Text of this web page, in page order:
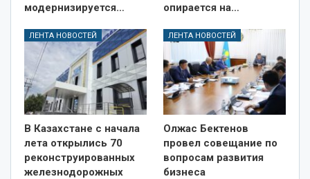
модернизируется…
опирается на…
ЛЕНТА НОВОСТЕЙ
В Казахстане с начала
лета открылись 70
реконструированных
железнодорожных
ЛЕНТА НОВОСТЕЙ
Олжас Бектенов
провел совещание по
вопросам развития
бизнеса